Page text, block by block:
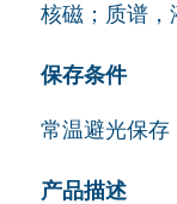
核磁；质谱，
保存条件
常温避光保存
产品描述